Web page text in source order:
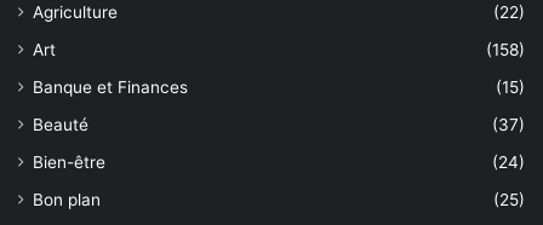
Agriculture
(22)
Art
(158)
Banque et Finances
(15)
Beauté
(37)
Bien-être
(24)
Bon plan
(25)